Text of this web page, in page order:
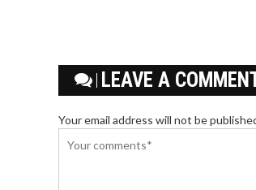
LEAVE A
Your email address will not be